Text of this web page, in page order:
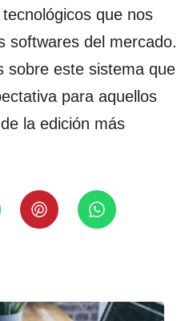
que nos
softwares del mercado.
sobre este sistema que
para aquellos
la edición más